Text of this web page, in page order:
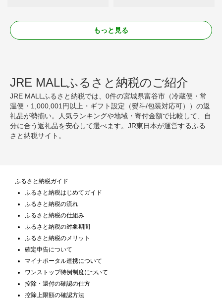
もっと見る
JRE MALLふるさと納税のご紹介
JRE MALLふるさと納税では、0件の宮城県富谷市（冷蔵便・常
温便・1,000,001円以上・ギフト設定（熨斗/包装対応可））の返
礼品が勢揃い。人気ランキングや地域・寄付金額で比較して、自
分に合う返礼品を安心して選べます。JR東日本が運営するふる
さと納税サイト。
ふるさと納税ガイド
ふるさと納税はじめてガイド
ふるさと納税の流れ
ふるさと納税の仕組み
ふるさと納税の対象期間
ふるさと納税のメリット
確定申告について
マイナポータル連携について
ワンストップ特例制度について
控除・還付の確認の仕方
控除上限額の確認方法